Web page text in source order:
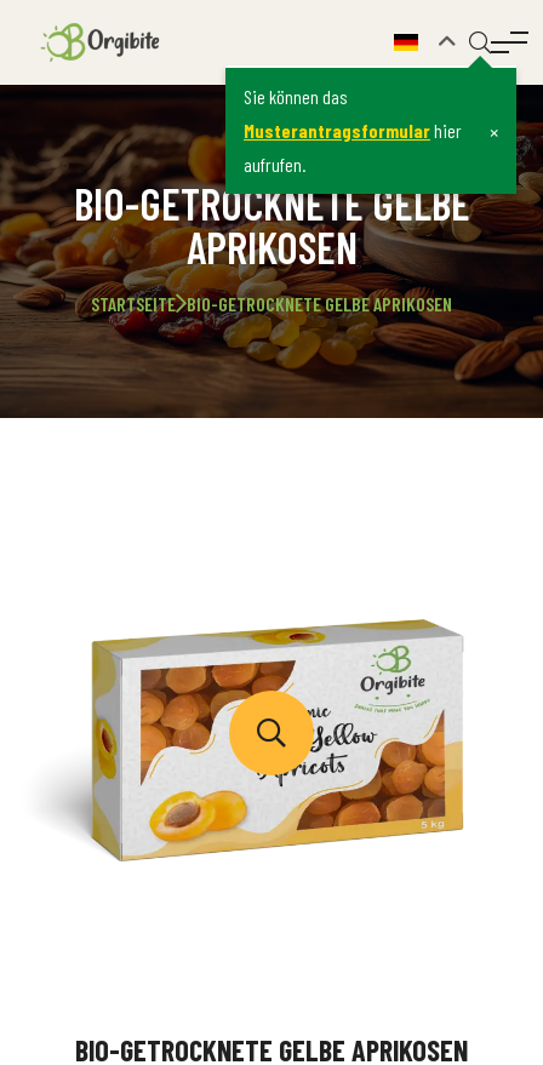
Sie können das
Musterantragsformularhier
aufrufen.
×
BIO-GETROCKNETE GELBE
APRIKOSEN
STARTSEITE BIO-GETROCKNETE GELBE APRIKOSEN
BIO-GETROCKNETE GELBE APRIKOSEN